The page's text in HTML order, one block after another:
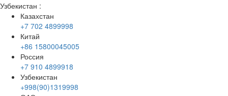
Узбекистан :
Казахстан
+7 702 4899998
Китай
+86 15800045005
Россия
+7 910 4899918
Узбекистан
+998(90)1319998